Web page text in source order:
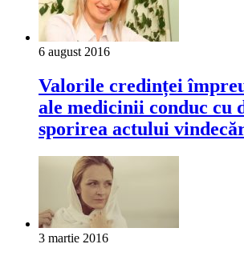
6 august 2016
Valorile credinței
ale medicinii conduc cu
sporirea actului
3 martie 2016